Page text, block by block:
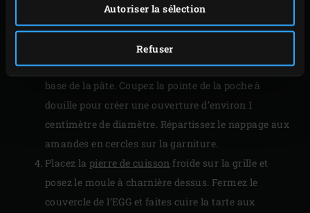
Autoriser la sélection
Refuser
cm) avec du beurre. Sur un plan de travail fariné,
étalez la pâte sur une épaisseur d’environ 5
millimètres et tapissez le moule.
Étalez la garniture en une couche régulière sur la
base de la pâte. Coupez la pointe de la poche à
douille pour créer une ouverture d’environ 1
centimètre de diamètre. Répartissez le nappage aux
amandes en cercles sur la garniture.
Placez la pierre de cuisson froide sur la grille et
posez le moule à charnière dessus. Fermez le
couvercle de l’EGG et faites cuire la tarte aux